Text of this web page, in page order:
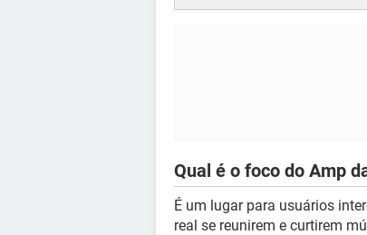
Qual é o foco do Amp
É um lugar para usuários
real se reunirem e curtirem